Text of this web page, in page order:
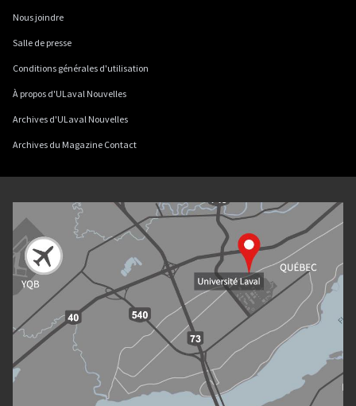
Nous joindre
Salle de presse
Conditions générales d'utilisation
À propos d'ULaval Nouvelles
Archives d'ULaval Nouvelles
Archives du Magazine Contact